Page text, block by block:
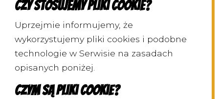
Czy stosujemy pliki cookie?
Uprzejmie informujemy, że
wykorzystujemy pliki cookies i podobne
technologie w Serwisie na zasadach
opisanych poniżej.
Czym są pliki cookie?